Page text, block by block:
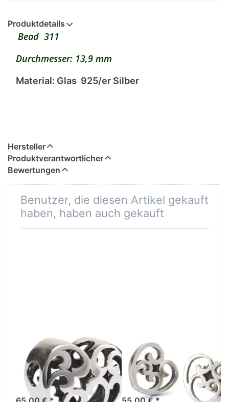
Produktdetails
Bead 311
Durchmesser: 13,9 mm
Material: Glas 925/er Silber
Hersteller
Produktverantwortlicher
Bewertungen
Benutzer, die diesen Artikel gekauft
haben, haben auch gekauft
Von Herzen
Anhänger
TAGPE-00075
RETIRED 2023
Trollbeads
Herzen
Ohrstecker
TAGEA-00105